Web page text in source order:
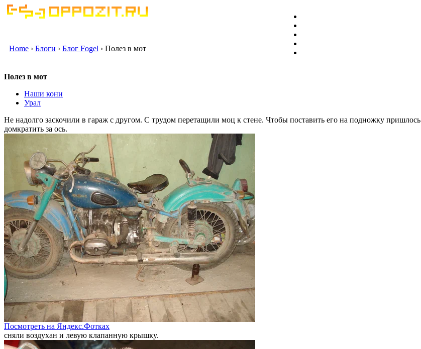
Home › Блоги › Блог Fogel › Полез в мот
Полез в мот
Наши кони
Урал
Не надолго заскочили в гараж с другом. С трудом перетащили моц к стене. Чтобы поставить его на подножку пришлось
домкратить за ось.
Посмотреть на Яндекс.Фотках
сняли воздухан и левую клапанную крышку.